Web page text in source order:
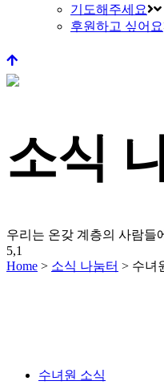
기도해주세요
후원하고 싶어요
소식
우리는 온갖 계층의 사람들
5,1
Home > 소식 나눔터 > 수녀
수녀원 소식